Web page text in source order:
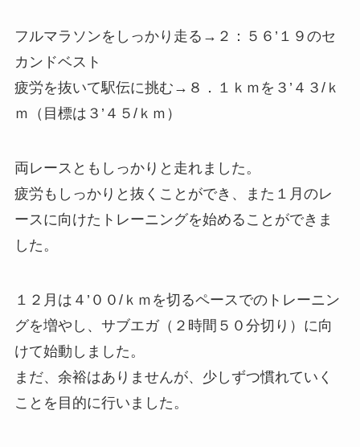
フルマラソンをしっかり走る→ ２：５６’１９のセ
カンドベスト
疲労を抜いて駅伝に挑む→ ８．１ｋｍを３’４３/ｋ
ｍ（目標は３’４５/ｋｍ）
両レースともしっかりと走れました。
疲労もしっかりと抜くことができ、また１月のレ
ースに向けたトレーニングを始めることができま
した。
１２月は４’００/ｋｍを切るペースでのトレーニン
グを増やし、サブエガ（２時間５０分切り）に向
けて始動しました。
まだ、余裕はありませんが、少しずつ慣れていく
ことを目的に行いました。